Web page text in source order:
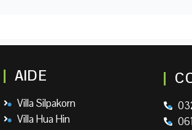
AIDE
Villa Silpakorn
Villa Hua Hin